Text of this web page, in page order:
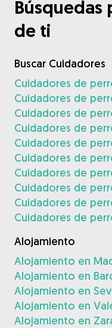
Búsquedas
de ti
Buscar Cuidadores
Cuidadores de
Cuidadores de
Cuidadores de
Cuidadores de
Cuidadores de
Cuidadores de
Cuidadores de
Cuidadores de
Cuidadores de
Cuidadores de
Alojamiento
Alojamiento en
Alojamiento en
Alojamiento en
Alojamiento en
Alojamiento en